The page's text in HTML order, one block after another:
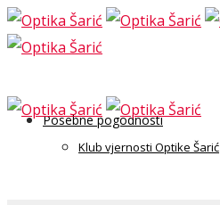
Posebne pogodnosti
Klub vjernosti Optike Šarić